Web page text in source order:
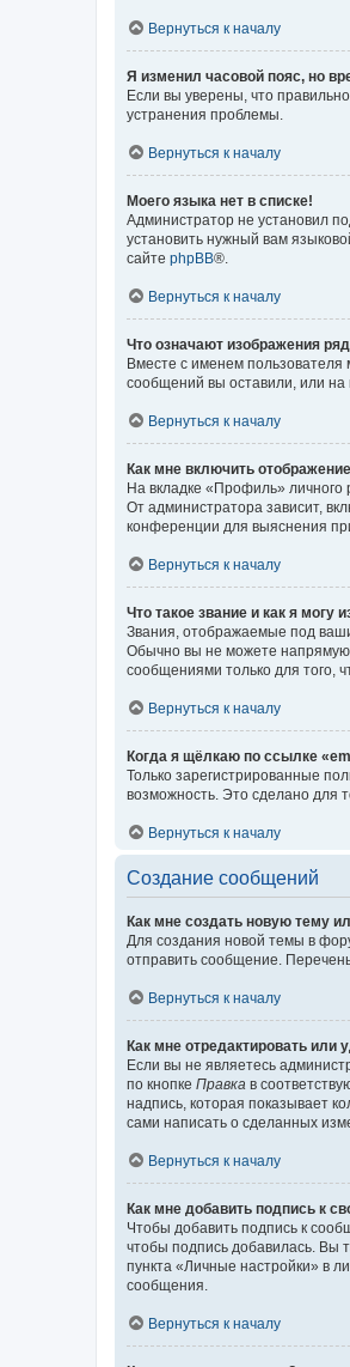
Вернуться к началу
Я изменил часовой пояс, но
Если вы уверены, что
устранения проблемы.
Вернуться к началу
Моего языка нет в списке!
Администратор не установил
установить нужный вам
сайте phpBB®.
Вернуться к началу
Что означают изображения
Вместе с именем пользователя
сообщений вы оставили, или на
Вернуться к началу
Как мне включить
На вкладке «Профиль» личного
От администратора зависит,
конференции для выяснения
Вернуться к началу
Что такое звание и как я могу
Звания, отображаемые под
Обычно вы не можете напрямую
сообщениями только для того,
Вернуться к началу
Когда я щёлкаю по ссылке
Только зарегистрированные
возможность. Это сделано для
Вернуться к началу
Создание сообщений
Как мне создать новую тему
Для создания новой темы в
отправить сообщение.
Вернуться к началу
Как мне отредактировать или
Если вы не являетесь
по кнопке Правка в
надпись, которая показывает
сами написать о сделанных
Вернуться к началу
Как мне добавить подпись к
Чтобы добавить подпись к
чтобы подпись добавилась. Вы
пункта «Личные настройки» в
сообщения.
Вернуться к началу